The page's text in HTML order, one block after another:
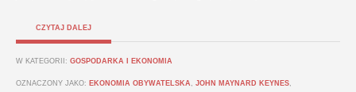
CZYTAJ DALEJ
W KATEGORII: GOSPODARKA I EKONOMIA
OZNACZONY JAKO: EKONOMIA OBYWATELSKA JOHN MAYNARD KEYNES